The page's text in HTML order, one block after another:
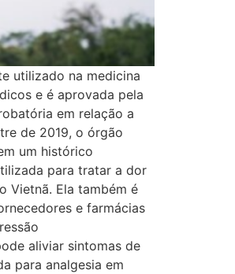
utilizado na medicina
e é aprovada pela
em relação a
de 2019, o órgão
um histórico
para tratar a dor
Vietnã. Ela também é
e farmácias
aliviar sintomas de
para analgesia em